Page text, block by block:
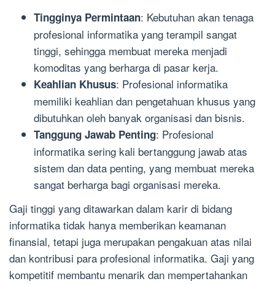
Tingginya Permintaan: Kebutuhan akan tenaga
profesional informatika yang terampil sangat
tinggi, sehingga membuat mereka menjadi
komoditas yang berharga di pasar kerja.
Keahlian Khusus: Profesional informatika
memiliki keahlian dan pengetahuan khusus yang
dibutuhkan oleh banyak organisasi dan bisnis.
Tanggung Jawab Penting: Profesional
informatika sering kali bertanggung jawab atas
sistem dan data penting, yang membuat mereka
sangat berharga bagi organisasi mereka.
Gaji tinggi yang ditawarkan dalam karir di bidang
informatika tidak hanya memberikan keamanan
finansial, tetapi juga merupakan pengakuan atas nilai
dan kontribusi para profesional informatika. Gaji yang
kompetitif membantu menarik dan mempertahankan